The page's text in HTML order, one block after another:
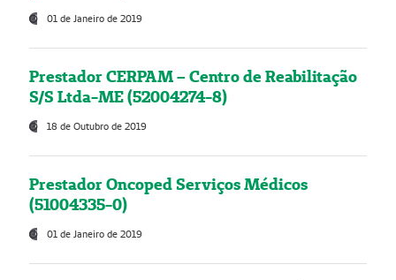
01 de Janeiro de 2019
Prestador CERPAM – Centro de Reabilitação
S/S Ltda-ME (52004274-8)
18 de Outubro de 2019
Prestador Oncoped Serviços Médicos
(51004335-0)
01 de Janeiro de 2019